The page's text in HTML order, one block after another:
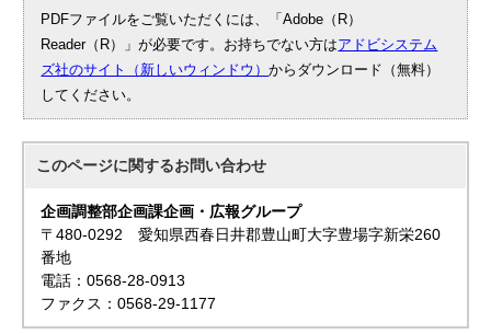
PDFファイルをご覧いただくには、「Adobe（R）
Reader（R）」が必要です。お持ちでない方はアドビシステム
ズ社のサイト（新しいウィンドウ）からダウンロード（無料）
してください。
このページに関するお問い合わせ
企画調整部企画課企画・広報グループ
〒480-0292 愛知県西春日井郡豊山町大字豊場字新栄260
番地
電話：0568-28-0913
ファクス：0568-29-1177